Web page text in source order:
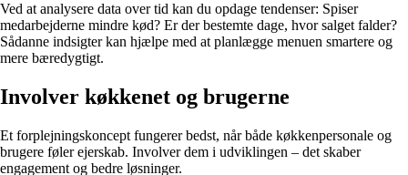
Ved at analysere data over tid kan du opdage tendenser: Spiser
medarbejderne mindre kød? Er der bestemte dage, hvor salget falder?
Sådanne indsigter kan hjælpe med at planlægge menuen smartere og
mere bæredygtigt.
Involver køkkenet og brugerne
Et forplejningskoncept fungerer bedst, når både køkkenpersonale og
brugere føler ejerskab. Involver dem i udviklingen – det skaber
engagement og bedre løsninger.